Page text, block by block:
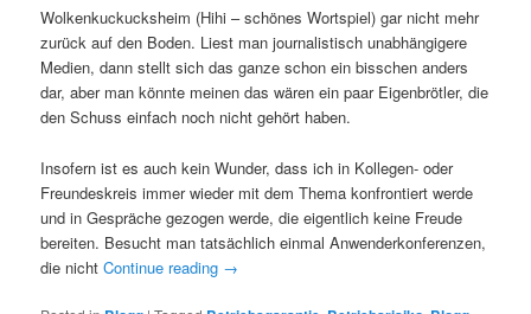
Wolkenkuckucksheim (Hihi – schönes Wortspiel) gar nicht mehr
zurück auf den Boden. Liest man journalistisch unabhängigere
Medien, dann stellt sich das ganze schon ein bisschen anders
dar, aber man könnte meinen das wären ein paar Eigenbrötler, die
den Schuss einfach noch nicht gehört haben.
Insofern ist es auch kein Wunder, dass ich in Kollegen- oder
Freundeskreis immer wieder mit dem Thema konfrontiert werde
und in Gespräche gezogen werde, die eigentlich keine Freude
bereiten. Besucht man tatsächlich einmal Anwenderkonferenzen,
die nichtContinue reading →